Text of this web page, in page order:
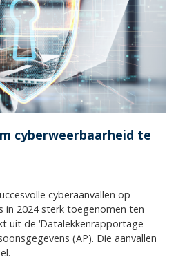
cyberweerbaarheid te
cyberaanvallen op
in 2024 sterk toegenomen ten
uit de ‘Datalekkenrapportage
(AP). Die aanvallen